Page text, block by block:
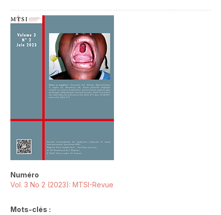
Numéro
Vol. 3 No 2 (2023): MTSI-Revue
Mots-clés :